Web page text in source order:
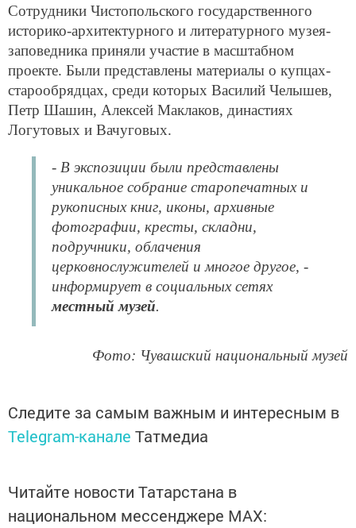
Сотрудники Чистопольского государственного
историко-архитектурного и литературного музея-
заповедника приняли участие в масштабном
проекте. Были представлены материалы о купцах-
старообрядцах, среди которых Василий Челышев,
Петр Шашин, Алексей Маклаков, династиях
Логутовых и Вачуговых.
- В экспозиции были представлены
уникальное собрание старопечатных и
рукописных книг, иконы, архивные
фотографии, кресты, складни,
подручники, облачения
церковнослужителей и многое другое, -
информирует в социальных сетях
местный музей.
Фото: Чувашский национальный музей
Следите за самым важным и интересным в
Telegram-канале Татмедиа
Читайте новости Татарстана в
национальном мессенджере MАХ: